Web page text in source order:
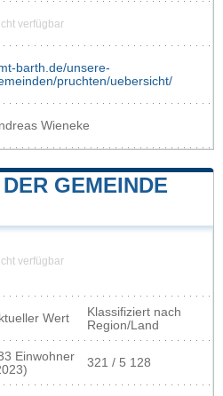
verfügbar
barth.de/unsere-
pruchten/uebersicht/
Wieneke
GEMEINDE
verfügbar
Wert
Klassifiziert nach
Region/Land
Einwohner
321 / 5 128